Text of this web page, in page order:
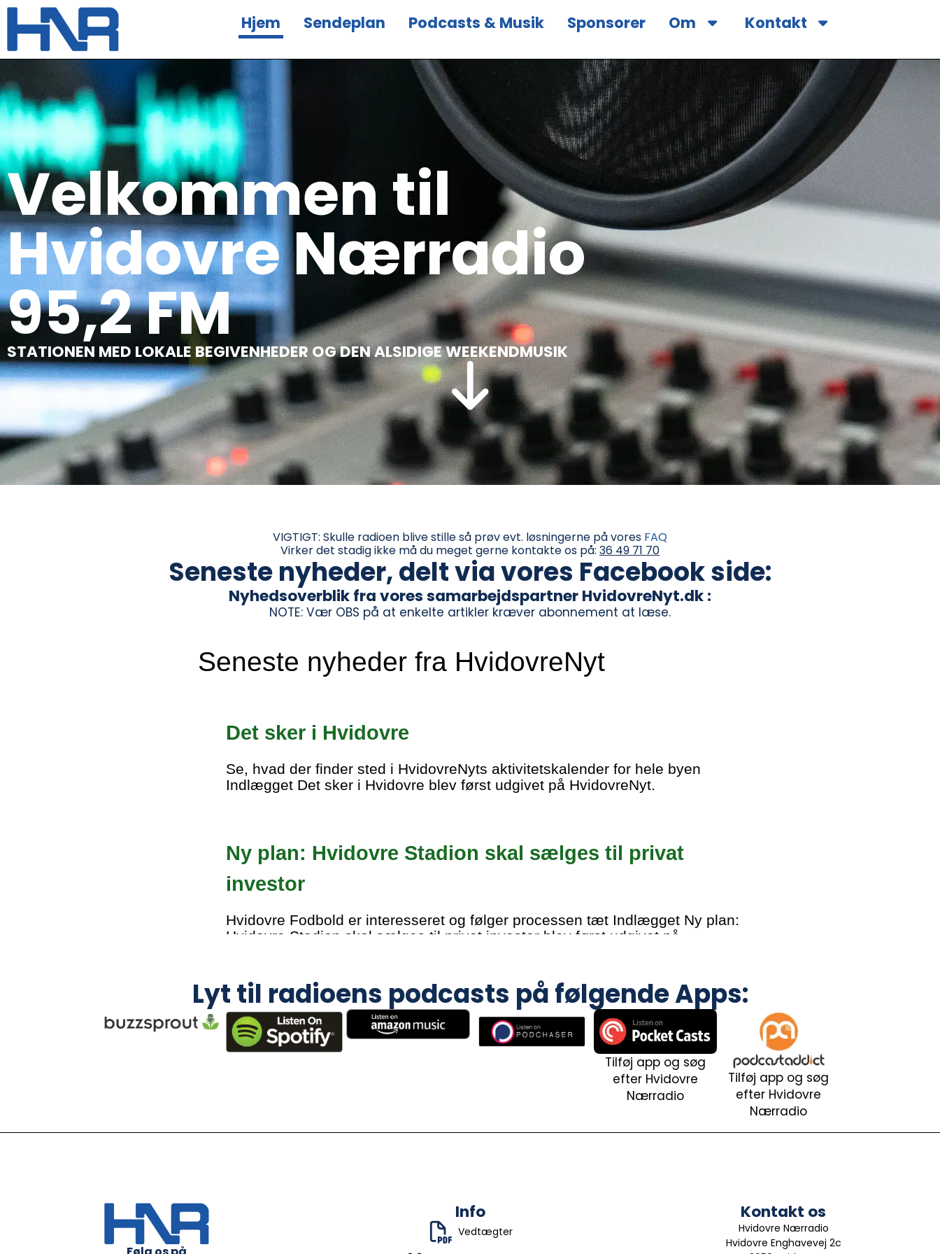
Hjem Sendeplan Podcasts & Musik Sponsorer Om Kontakt
Velkommen til
Hvidovre Nærradio
95,2 FM
STATIONEN MED LOKALE BEGIVENHEDER OG DEN ALSIDIGE WEEKENDMUSIK
VIGTIGT: Skulle radioen blive stille så prøv evt. løsningerne på vores FAQ
Virker det stadig ikke må du meget gerne kontakte os på: 36 49 71 70
Seneste nyheder, delt via vores Facebook side:
Nyhedsoverblik fra vores samarbejdspartner HvidovreNyt.dk :
NOTE: Vær OBS på at enkelte artikler kræver abonnement at læse.
Lyt til radioens podcasts på følgende Apps:
Tilføj app og søg
efter Hvidovre
Nærradio
Tilføj app og søg
efter Hvidovre
Nærradio
Info
Vedtægter
Kontakt os
Hvidovre Nærradio
Hvidovre Enghavevej 2c